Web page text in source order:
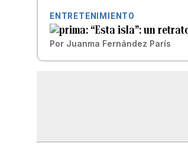
ENTRETENIMIENTO
“Esta isla”: un
Por Juanma Fernández París